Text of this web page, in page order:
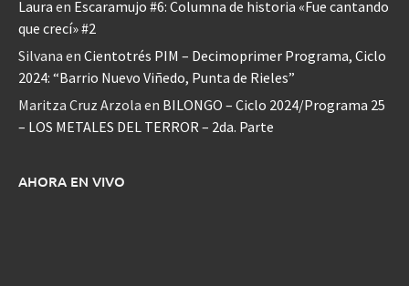
Laura en Escaramujo #6: Columna de historia «Fue cantando
que crecí» #2
Silvana en Cientotrés PIM – Decimoprimer Programa, Ciclo
2024: “Barrio Nuevo Viñedo, Punta de Rieles”
Maritza Cruz Arzola en BILONGO – Ciclo 2024/Programa 25
– LOS METALES DEL TERROR – 2da. Parte
AHORA EN VIVO